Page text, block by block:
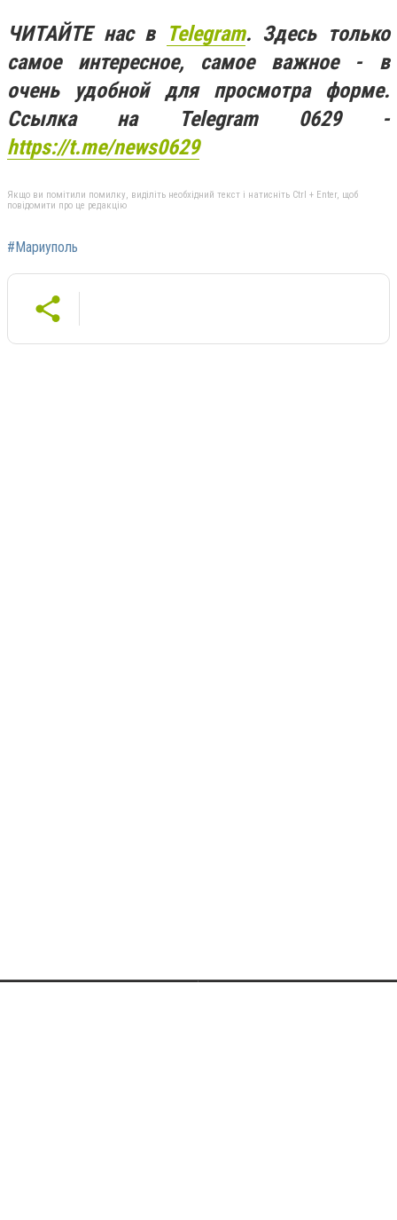
ЧИТАЙТЕ нас в Telegram. Здесь только
самое интересное, самое важное - в
очень удобной для просмотра форме.
Ссылка на Telegram 0629 -
https://t.me/news0629
Якщо ви помітили помилку, виділіть необхідний текст і натисніть Ctrl + Enter, щоб
повідомити про це редакцію
#Мариуполь